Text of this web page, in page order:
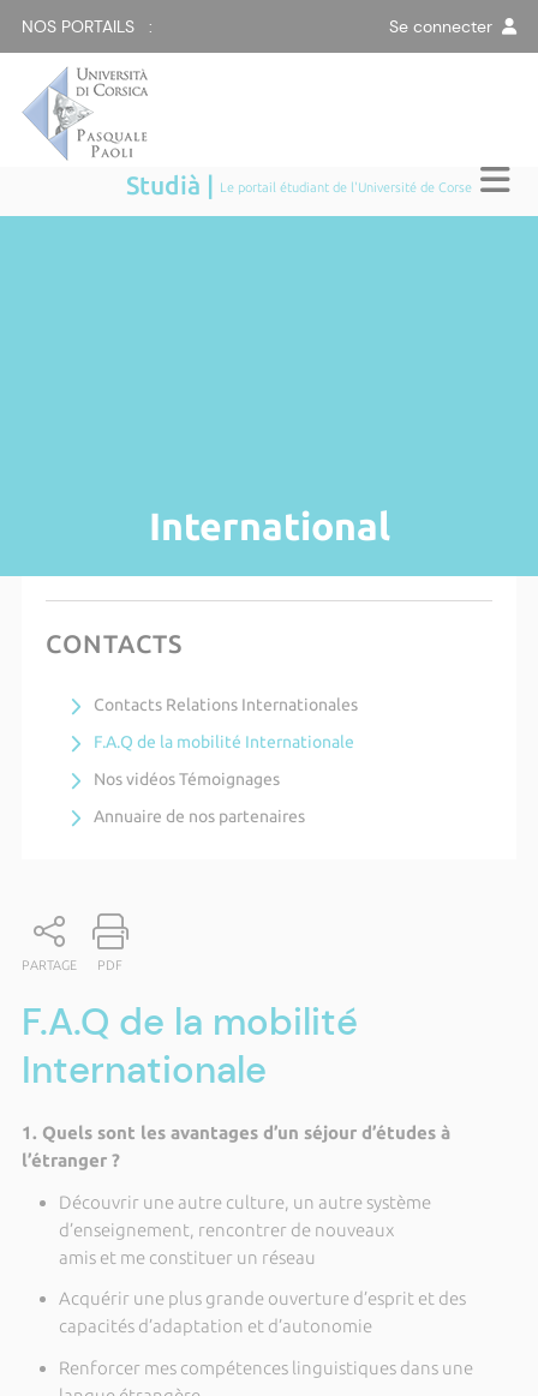
NOS PORTAILS : Se connecter
Studià | Le portail étudiant de l'Université de Corse
International
CONTACTS
Contacts Relations Internationales
F.A.Q de la mobilité Internationale
Nos vidéos Témoignages
Annuaire de nos partenaires
PARTAGE PDF
F.A.Q de la mobilité
Internationale
1. Quels sont les avantages d’un séjour d’études à
l’étranger ?
Découvrir une autre culture, un autre système
d’enseignement, rencontrer de nouveaux
amis et me constituer un réseau
Acquérir une plus grande ouverture d’esprit et des
capacités d’adaptation et d’autonomie
Renforcer mes compétences linguistiques dans une